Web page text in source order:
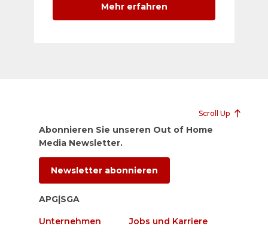
Mehr erfahren
Scroll Up
Abonnieren Sie unseren Out of Home
Media Newsletter.
Newsletter abonnieren
APG|SGA
Unternehmen Jobs und Karriere